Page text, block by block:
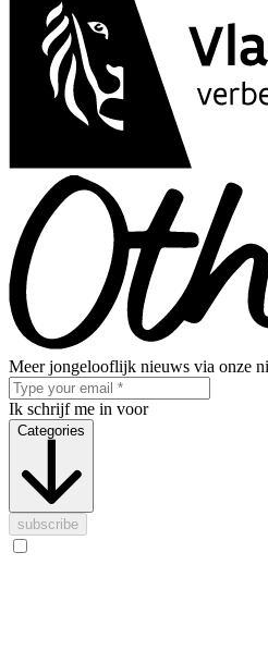
Meer jongelooflijk nieuws via onze
Ik schrijf me in voor
Categories
subscribe